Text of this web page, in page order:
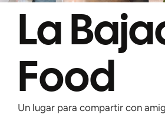
La
Food
Un lugar para compartir con